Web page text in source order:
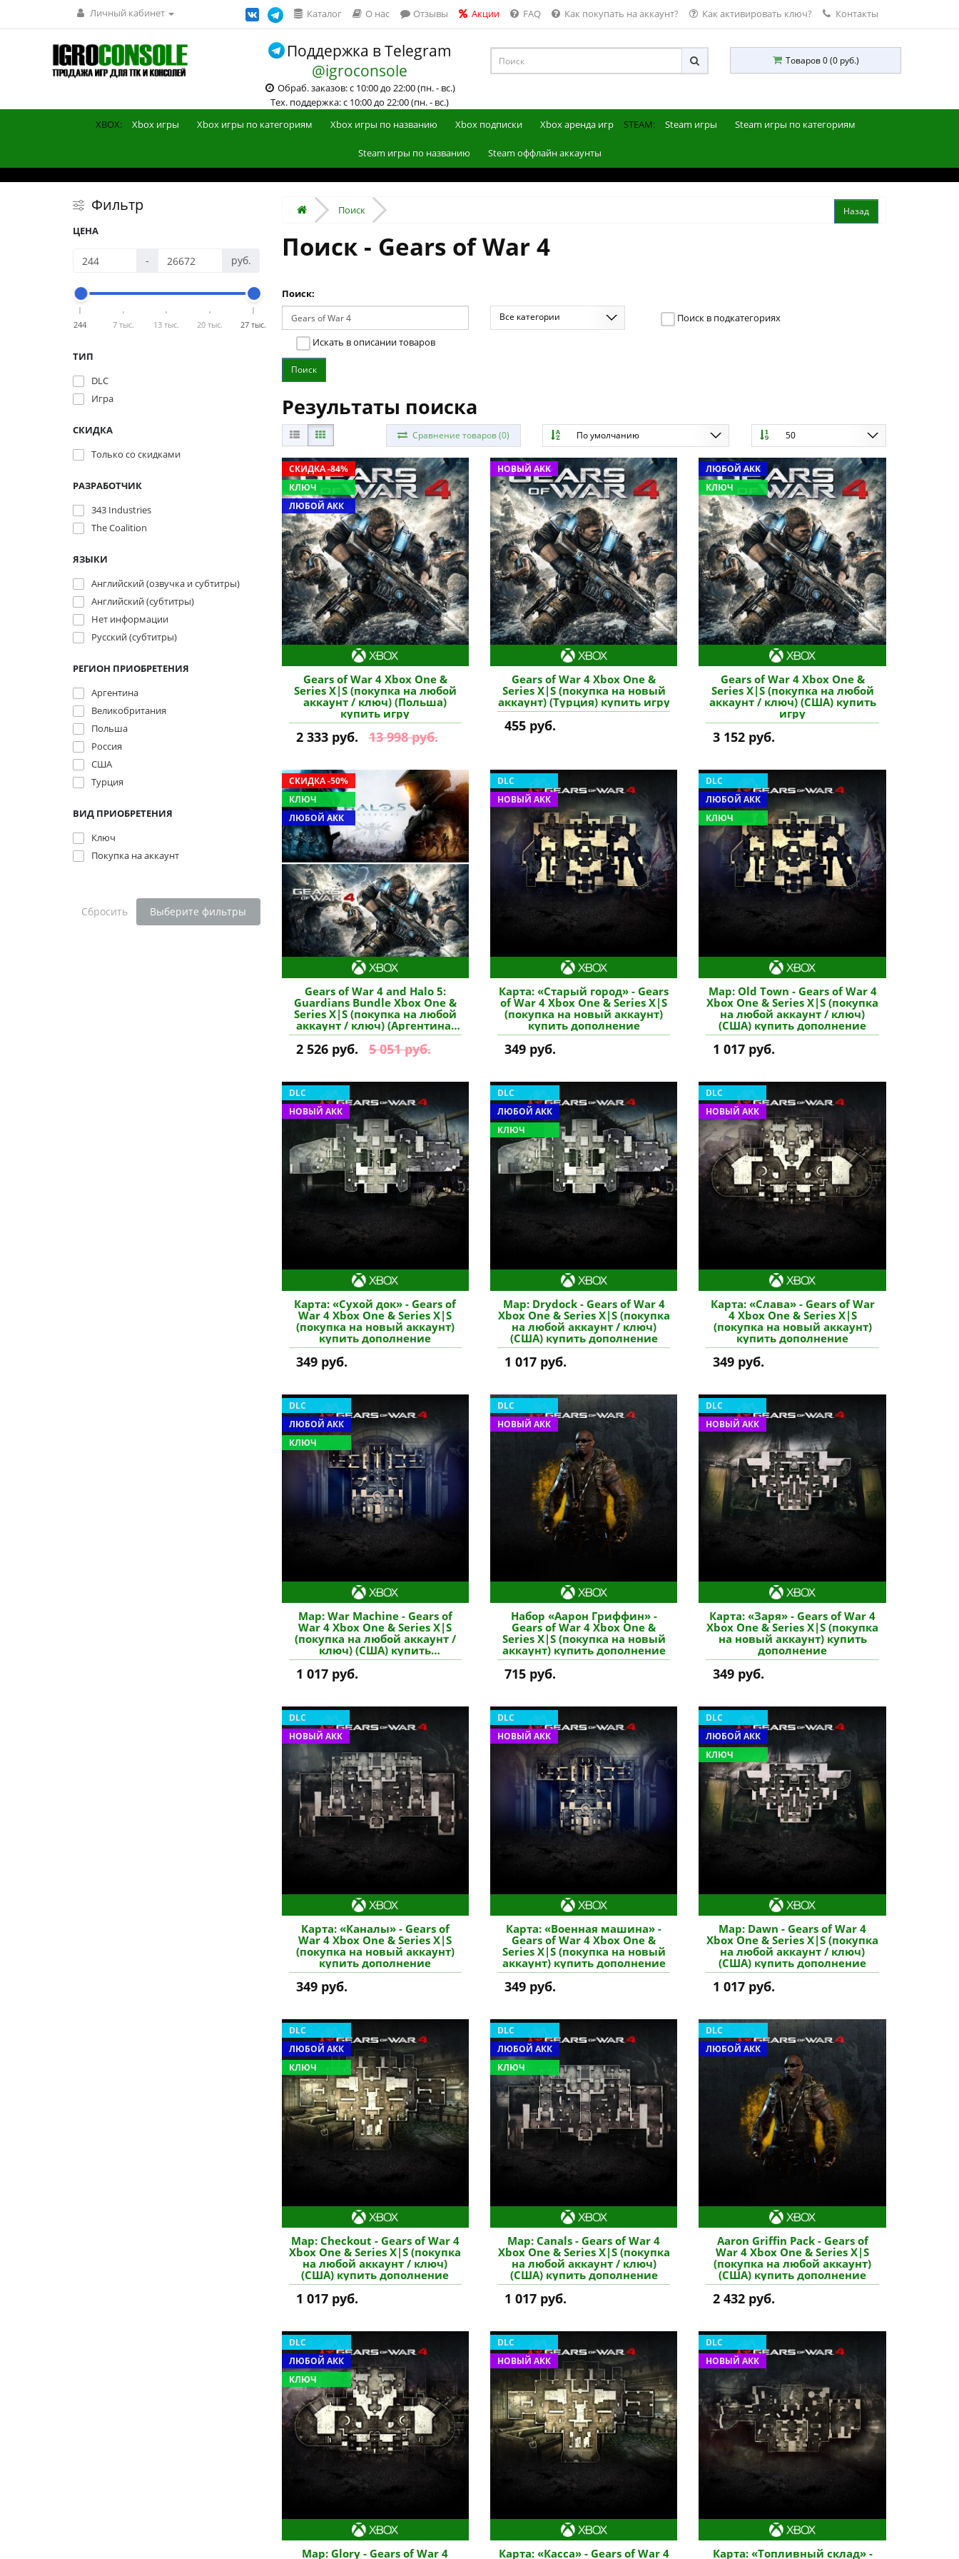
Личный кабинет Каталог О нас Отзывы Акции FAQ Как покупать на аккаунт? Как активировать ключ? Контакты
Поддержка в Telegram
@igroconsole
Обраб. заказов: с 10:00 до 22:00 (пн. - вс.)
Тех. поддержка: с 10:00 до 22:00 (пн. - вс.)
Товаров 0 (0 руб.)
XBOX: Xbox игры Xbox игры по категориям Xbox игры по названию Xbox подписки Xbox аренда игр STEAM: Steam игры Steam игры по категориям
Steam игры по названию Steam оффлайн аккаунты
Фильтр
ЦЕНА
- руб.
244 7 тыс. 13 тыс. 20 тыс. 27 тыс.
ТИП
DLC
Игра
СКИДКА
Только со cкидками
РАЗРАБОТЧИК
343 Industries
The Coalition
ЯЗЫКИ
Английский (озвучка и субтитры)
Английский (субтитры)
Нет информации
Русский (субтитры)
РЕГИОН ПРИОБРЕТЕНИЯ
Аргентина
Великобритания
Польша
Россия
США
Турция
ВИД ПРИОБРЕТЕНИЯ
Ключ
Покупка на аккаунт
Сбросить Выберите фильтры
Поиск
Поиск - Gears of War 4
Поиск:
Все категории
Поиск в подкатегориях
Искать в описании товаров
Результаты поиска
Сравнение товаров (0) По умолчанию 50
СКИДКА -84%
КЛЮЧ
ЛЮБОЙ АКК
Gears of War 4 Xbox One &
Series X|S (покупка на любой
аккаунт / ключ) (Польша)
купить игру
2 333 руб. 13 998 руб.
НОВЫЙ АКК
Gears of War 4 Xbox One &
Series X|S (покупка на новый
аккаунт) (Турция) купить игру
455 руб.
ЛЮБОЙ АКК
КЛЮЧ
Gears of War 4 Xbox One &
Series X|S (покупка на любой
аккаунт / ключ) (США) купить
игру
3 152 руб.
СКИДКА -50%
КЛЮЧ
ЛЮБОЙ АКК
Gears of War 4 and Halo 5:
Guardians Bundle Xbox One &
Series X|S (покупка на любой
аккаунт / ключ) (Аргентина)
купить игру
2 526 руб. 5 051 руб.
DLC
НОВЫЙ АКК
Карта: «Старый город» - Gears
of War 4 Xbox One & Series X|S
(покупка на новый аккаунт)
купить дополнение
349 руб.
DLC
ЛЮБОЙ АКК
КЛЮЧ
Map: Old Town - Gears of War 4
Xbox One & Series X|S (покупка
на любой аккаунт / ключ)
(США) купить дополнение
1 017 руб.
DLC
НОВЫЙ АКК
Карта: «Сухой док» - Gears of
War 4 Xbox One & Series X|S
(покупка на новый аккаунт)
купить дополнение
349 руб.
DLC
ЛЮБОЙ АКК
КЛЮЧ
Map: Drydock - Gears of War 4
Xbox One & Series X|S (покупка
на любой аккаунт / ключ)
(США) купить дополнение
1 017 руб.
DLC
НОВЫЙ АКК
Карта: «Слава» - Gears of War
4 Xbox One & Series X|S
(покупка на новый аккаунт)
купить дополнение
349 руб.
DLC
ЛЮБОЙ АКК
КЛЮЧ
Map: War Machine - Gears of
War 4 Xbox One & Series X|S
(покупка на любой аккаунт /
ключ) (США) купить
дополнение
1 017 руб.
DLC
НОВЫЙ АКК
Набор «Аарон Гриффин» -
Gears of War 4 Xbox One &
Series X|S (покупка на новый
аккаунт) купить дополнение
715 руб.
DLC
НОВЫЙ АКК
Карта: «Заря» - Gears of War 4
Xbox One & Series X|S (покупка
на новый аккаунт) купить
дополнение
349 руб.
DLC
НОВЫЙ АКК
Карта: «Каналы» - Gears of
War 4 Xbox One & Series X|S
(покупка на новый аккаунт)
купить дополнение
349 руб.
DLC
НОВЫЙ АКК
Карта: «Военная машина» -
Gears of War 4 Xbox One &
Series X|S (покупка на новый
аккаунт) купить дополнение
349 руб.
DLC
ЛЮБОЙ АКК
КЛЮЧ
Map: Dawn - Gears of War 4
Xbox One & Series X|S (покупка
на любой аккаунт / ключ)
(США) купить дополнение
1 017 руб.
DLC
ЛЮБОЙ АКК
КЛЮЧ
Map: Checkout - Gears of War 4
Xbox One & Series X|S (покупка
на любой аккаунт / ключ)
(США) купить дополнение
1 017 руб.
DLC
ЛЮБОЙ АКК
КЛЮЧ
Map: Canals - Gears of War 4
Xbox One & Series X|S (покупка
на любой аккаунт / ключ)
(США) купить дополнение
1 017 руб.
DLC
ЛЮБОЙ АКК
Aaron Griffin Pack - Gears of
War 4 Xbox One & Series X|S
(покупка на любой аккаунт)
(США) купить дополнение
2 432 руб.
DLC
ЛЮБОЙ АКК
КЛЮЧ
Map: Glory - Gears of War 4
DLC
НОВЫЙ АКК
Карта: «Касса» - Gears of War 4
DLC
НОВЫЙ АКК
Карта: «Топливный склад» -